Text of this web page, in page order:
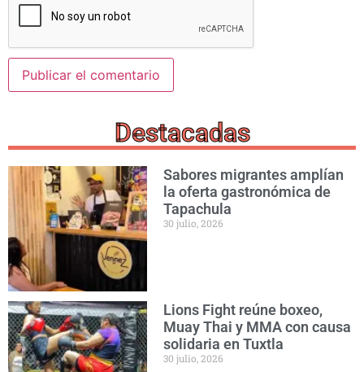
Destacadas
Sabores migrantes amplían
la oferta gastronómica de
Tapachula
30 julio, 2026
Lions Fight reúne boxeo,
Muay Thai y MMA con causa
solidaria en Tuxtla
30 julio, 2026